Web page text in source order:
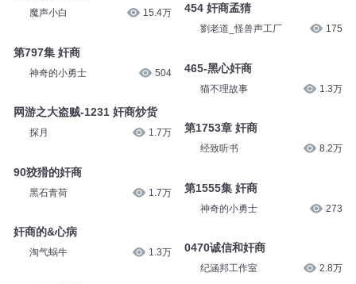
魔声小白 15.4万
第797集 奸商
神奇的小勇士 504
网游之大盗贼-1231 奸商炒货
探月 1.7万
90狡猾的奸商
黑石青荷 1.7万
奸商的&心病
淘气蜗牛 1.3万
454 奸商孟猜
劉老道_怪兽声工厂 175
465-黑心奸商
猫不理故事 1.3万
第1753章 奸商
经致听书 8.2万
第1555集 奸商
神奇的小勇士 273
0470诚信和奸商
纪涵邦工作室 2.8万